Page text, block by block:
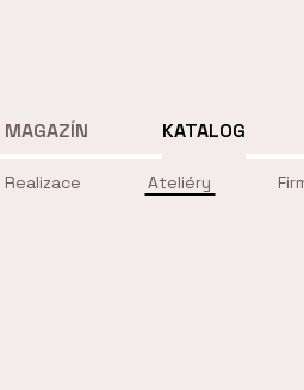
MAGAZÍN KATALOG
Realizace Ateliéry